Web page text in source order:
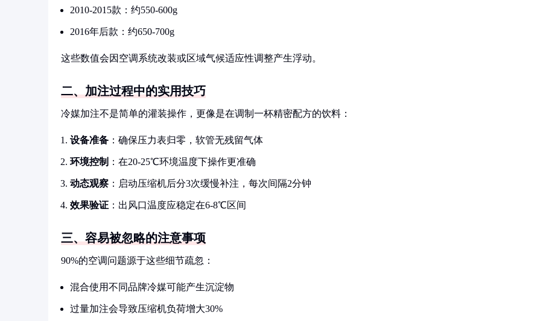
2010-2015款：约550-600g
2016年后款：约650-700g
这些数值会因空调系统改装或区域气候适应性调整产生浮动。
二、加注过程中的实用技巧
冷媒加注不是简单的灌装操作，更像是在调制一杯精密配方的饮料：
设备准备 ：确保压力表归零，软管无残留气体
环境控制 ：在20-25℃环境温度下操作更准确
动态观察 ：启动压缩机后分3次缓慢补注，每次间隔2分钟
效果验证 ：出风口温度应稳定在6-8℃区间
三、容易被忽略的注意事项
90%的空调问题源于这些细节疏忽：
混合使用不同品牌冷媒可能产生沉淀物
过量加注会导致压缩机负荷增大30%